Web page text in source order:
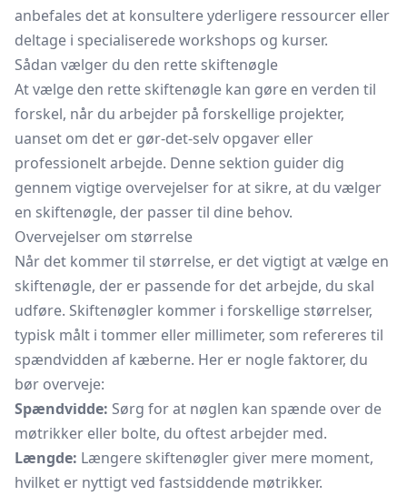
anbefales det at konsultere yderligere ressourcer eller
deltage i specialiserede workshops og kurser.
Sådan vælger du den rette skiftenøgle
At vælge den rette skiftenøgle kan gøre en verden til
forskel, når du arbejder på forskellige projekter,
uanset om det er gør-det-selv opgaver eller
professionelt arbejde. Denne sektion guider dig
gennem vigtige overvejelser for at sikre, at du vælger
en skiftenøgle, der passer til dine behov.
Overvejelser om størrelse
Når det kommer til størrelse, er det vigtigt at vælge en
skiftenøgle, der er passende for det arbejde, du skal
udføre. Skiftenøgler kommer i forskellige størrelser,
typisk målt i tommer eller millimeter, som refereres til
spændvidden af kæberne. Her er nogle faktorer, du
bør overveje:
Spændvidde: Sørg for at nøglen kan spænde over de
møtrikker eller bolte, du oftest arbejder med.
Længde: Længere skiftenøgler giver mere moment,
hvilket er nyttigt ved fastsiddende møtrikker.